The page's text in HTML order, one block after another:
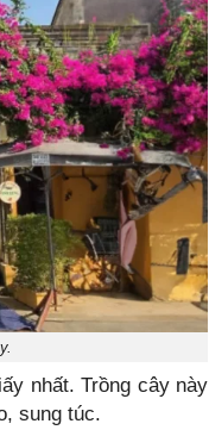
nhất. Trồng cây này
sung túc.